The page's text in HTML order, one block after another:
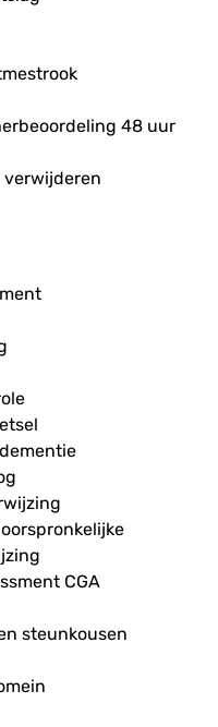
48 uur
CGA
steunkousen